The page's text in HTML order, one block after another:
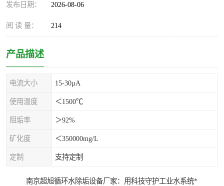
发布日期： 2026-08-06
阅 读 量： 214
产品描述
电流大小 15-30μA
使用温度 ＜1500℃
阻垢率 ＞92%
矿化度 ＜350000mg/L
定制 支持定制
南京超旭循环水除垢设备厂家：用科技守护工业水系统*